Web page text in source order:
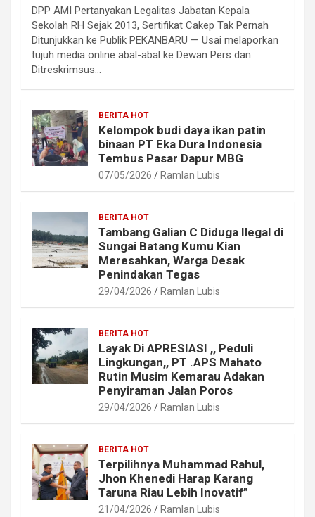
DPP AMI Pertanyakan Legalitas Jabatan Kepala
Sekolah RH Sejak 2013, Sertifikat Cakep Tak Pernah
Ditunjukkan ke Publik PEKANBARU — Usai melaporkan
tujuh media online abal-abal ke Dewan Pers dan
Ditreskrimsus…
BERITA HOT
Kelompok budi daya ikan patin
binaan PT Eka Dura Indonesia
Tembus Pasar Dapur MBG
07/05/2026 Ramlan Lubis
BERITA HOT
Tambang Galian C Diduga Ilegal di
Sungai Batang Kumu Kian
Meresahkan, Warga Desak
Penindakan Tegas
29/04/2026 Ramlan Lubis
BERITA HOT
Layak Di APRESIASI ,, Peduli
Lingkungan,, PT .APS Mahato
Rutin Musim Kemarau Adakan
Penyiraman Jalan Poros
29/04/2026 Ramlan Lubis
BERITA HOT
Terpilihnya Muhammad Rahul,
Jhon Khenedi Harap Karang
Taruna Riau Lebih Inovatif”
21/04/2026 Ramlan Lubis